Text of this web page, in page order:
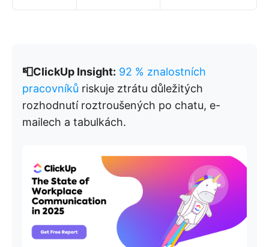
📮ClickUp Insight: 92 % znalostních
pracovníků riskuje ztrátu důležitých
rozhodnutí roztroušených po chatu, e-
mailech a tabulkách.